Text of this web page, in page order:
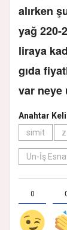
alırken
yağ 220-
liraya
gıda
var neye
Anahtar
simit
Un-İş
0